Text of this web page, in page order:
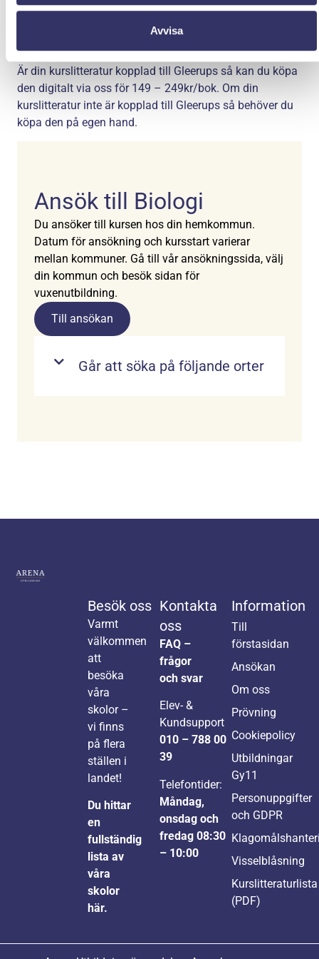
Avvisa
Utbildningen är berättigad för studiemedel från Centrala
Studiestödsnämnden (CSN). Läs mer på www.csn.se.
Kurslitteratur
Är din kurslitteratur kopplad till Gleerups så kan du köpa
den digitalt via oss för 149 – 249kr/bok. Om din
kurslitteratur inte är kopplad till Gleerups så behöver du
köpa den på egen hand.
Ansök till Biologi
Du ansöker till kursen hos din hemkommun.
Datum för ansökning och kursstart varierar
mellan kommuner. Gå till vår ansökningssida, välj
din kommun och besök sidan för
vuxenutbildning.
Till ansökan
Går att söka på följande orter
Besök oss
Varmt
välkommen
att
besöka
våra
skolor –
vi finns
på flera
ställen i
landet!
Du hittar
en
fullständig
lista av
våra
skolor
här.
Kontakta
oss
FAQ –
frågor
och svar
Elev- &
Kundsupport
010 – 788 00
39
Telefontider:
Måndag,
onsdag och
fredag 08:30
– 10:00
Information
Till
förstasidan
Ansökan
Om oss
Prövning
Cookiepolicy
Utbildningar
Gy11
Personuppgifter
och GDPR
Visselblåsning
Kurslitteraturlista
(PDF)